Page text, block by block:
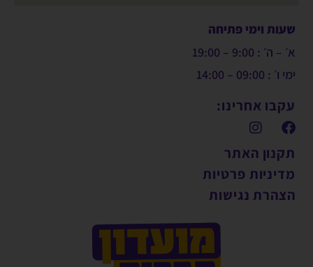
שעות וימי פתיחה
א׳ – ה׳ : 9:00 – 19:00
ימי ו׳ : 09:00 – 14:00
עקבו אחרינו:
תקנון האתר
מדיניות פרטיות
הצהרת נגישות